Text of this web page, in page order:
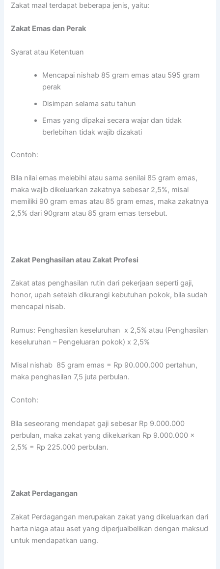
Zakat maal terdapat beberapa jenis, yaitu:
Zakat Emas dan Perak
Syarat atau Ketentuan
Mencapai nishab 85 gram emas atau 595 gram
perak
Disimpan selama satu tahun
Emas yang dipakai secara wajar dan tidak
berlebihan tidak wajib dizakati
Contoh:
Bila nilai emas melebihi atau sama senilai 85 gram emas,
maka wajib dikeluarkan zakatnya sebesar 2,5%, misal
memiliki 90 gram emas atau 85 gram emas, maka zakatnya
2,5% dari 90gram atau 85 gram emas tersebut.
Zakat Penghasilan atau Zakat Profesi
Zakat atas penghasilan rutin dari pekerjaan seperti gaji,
honor, upah setelah dikurangi kebutuhan pokok, bila sudah
mencapai nisab.
Rumus: Penghasilan keseluruhan x 2,5% atau (Penghasilan
keseluruhan – Pengeluaran pokok) x 2,5%
Misal nishab 85 gram emas = Rp 90.000.000 pertahun,
maka penghasilan 7,5 juta perbulan.
Contoh:
Bila seseorang mendapat gaji sebesar Rp 9.000.000
perbulan, maka zakat yang dikeluarkan Rp 9.000.000 x
2,5% = Rp 225.000 perbulan.
Zakat Perdagangan
Zakat Perdagangan merupakan zakat yang dikeluarkan dari
harta niaga atau aset yang diperjualbelikan dengan maksud
untuk mendapatkan uang.